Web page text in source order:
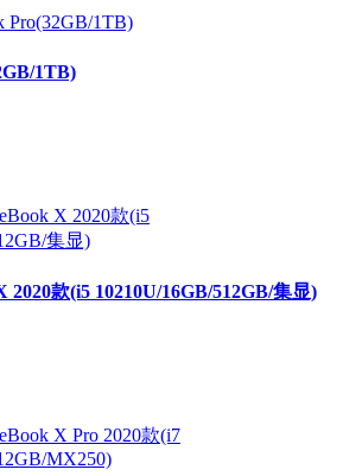
1TB)
款(i5 10210U/16GB/512GB/集显)